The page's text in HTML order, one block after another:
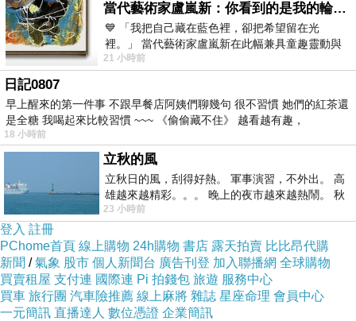
《媽媽》之 5
上一篇：媽媽檢驗愛情的方法
媽媽的女性摯友
當代藝術家盧嵐新：你看到的是我的輪廓，還是你的故事？——藏在藍色裡的希望與光
💙 「我把自己藏在藍色裡，卻把希望留在光
裡。」 當代藝術家盧嵐新在此幅兼具童趣靈動與
抽象韻味的新作中，用湛藍的羽翼般色塊包覆著
21 小時前
日記0807
早上醒來的第一件事 不跟早餐店阿姨們聊幾句 很不習慣 她們的紅茶還
是全糖 我喝起來比較習慣 ~~~ 《偷偷藏不住》 越看越有趣，
18 小時前
立秋的風
立秋日的風，刮得好熱。 軍事演習，不外出。 高
雄越來越精彩。。。 晚上的夜市越來越熱鬧。 秋
天的風刮得很熱 夜遊消暑熱。。。
23 小時前
登入 註冊
PChome首頁 線上購物 24h購物 書店 露天拍賣 比比昂代購
新聞 /氣象 股市 個人新聞台 廣告刊登 加入聯播網 全球購物
買賣租屋 支付連 國際連 Pi 拍錢包 旅遊 服務中心
買車 旅行團 汽車險推薦 線上麻將 雜誌 星座命理 會員中心
一元簡訊 直播達人 數位憑證 企業簡訊